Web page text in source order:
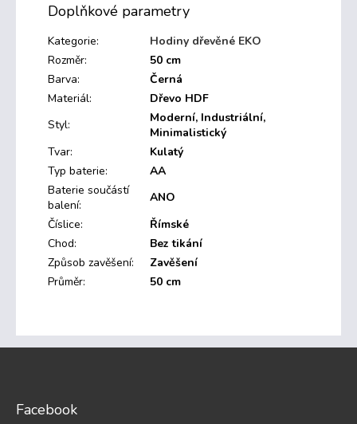
Doplňkové parametry
Kategorie:
Hodiny dřevěné EKO
Rozměr:
50 cm
Barva:
Černá
Materiál:
Dřevo HDF
Styl:
Moderní, Industriální,
Minimalistický
Tvar:
Kulatý
Typ baterie:
AA
Baterie součástí
balení:
ANO
Číslice:
Římské
Chod:
Bez tikání
Způsob zavěšení:
Zavěšení
Průměr: 50 cm
Z
Facebook